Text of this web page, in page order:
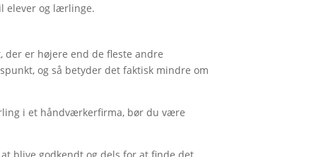
elever og lærlinge.
er højere end de fleste andre
og så betyder det faktisk mindre om
i et håndværkerfirma, bør du være